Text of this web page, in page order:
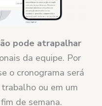
pode atrapalhar
da equipe. Por
o cronograma será
ou em um
de semana.